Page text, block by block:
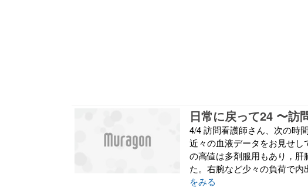
4/4 訪問看護師さん、次の時
近々の血液データをお見せ
の高値は多剤服用もあり，
た。右腕など少々の負荷で
をみる